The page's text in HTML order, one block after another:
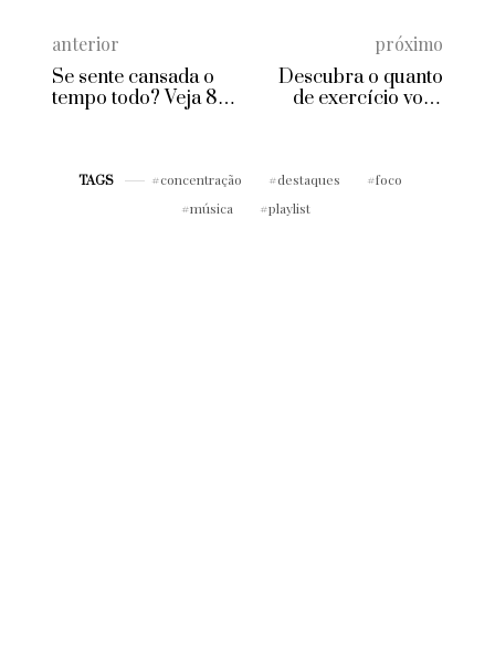
anterior
Se sente cansada o
tempo todo? Veja 8
próximo
Descubra o quanto
de exercício você
TAGS concentração destaques
foco
música
playlist